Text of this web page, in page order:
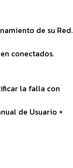
de su Red.
conectados.
la falla con
de Usuario +